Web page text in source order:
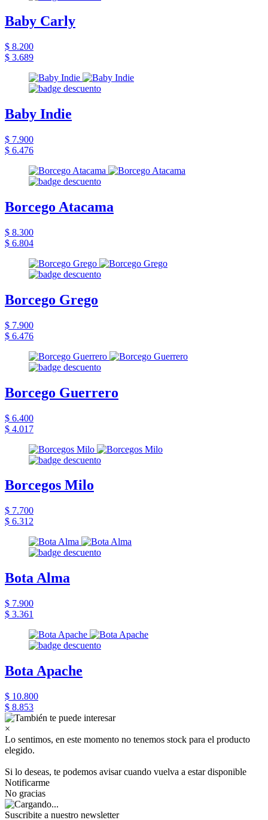
Baby Carly
$ 8.200
$ 3.689
Baby Indie
$ 7.900
$ 6.476
Borcego Atacama
$ 8.300
$ 6.804
Borcego Grego
$ 7.900
$ 6.476
Borcego Guerrero
$ 6.400
$ 4.017
Borcegos Milo
$ 7.700
$ 6.312
Bota Alma
$ 7.900
$ 3.361
Bota Apache
$ 10.800
$ 8.853
×
Lo sentimos, en este momento no tenemos stock para el producto
elegido.
Si lo deseas, te podemos avisar cuando vuelva a estar disponible
Notificarme
No gracias
Suscribite a nuestro newsletter